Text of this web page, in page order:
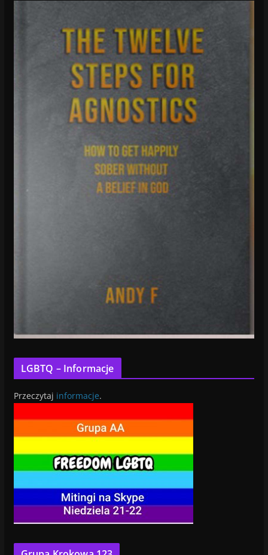
LGBTQ – Informacje
Przeczytaj informacje.